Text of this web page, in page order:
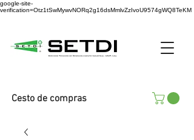
google-site-
verification=Otz1tSwMywvNORq2g16dsMmlvZzIvoU9574gWQ8TeKM
Cesto de compras